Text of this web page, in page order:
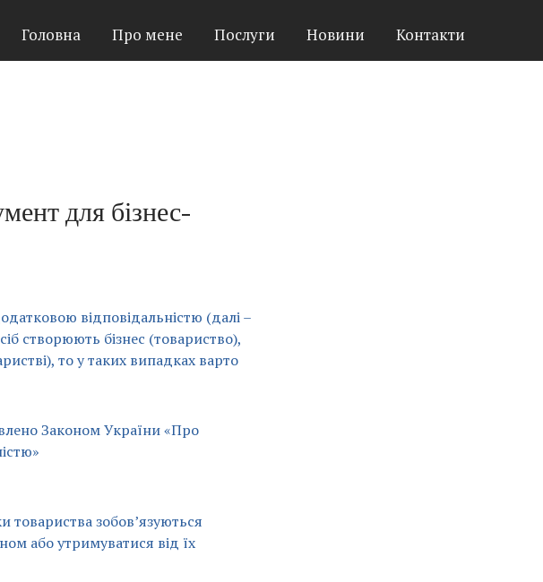
Головна Про мене Послуги Новини Контакти
для бізнес-
відповідальністю (далі –
створюють бізнес (товариство),
то у таких випадках варто
Законом України «Про
товариства зобов’язуються
або утримуватися від їх